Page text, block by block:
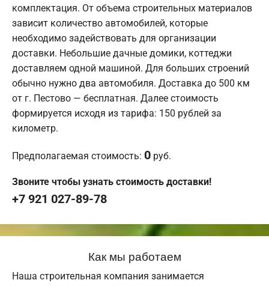
комплектация. От объема строительных материалов
зависит количество автомобилей, которые
необходимо задействовать для организации
доставки. Небольшие дачные домики, коттеджи
доставляем одной машиной. Для больших строений
обычно нужно два автомобиля. Доставка до 500 км
от г. Пестово — бесплатная. Далее стоимость
формируется исходя из тарифа: 150 рублей за
километр.
Предполагаемая стоимость: 0 руб.
Звоните чтобы узнать стоимость доставки!
+7 921 027-89-78
Как мы работаем
Наша строительная компания занимается